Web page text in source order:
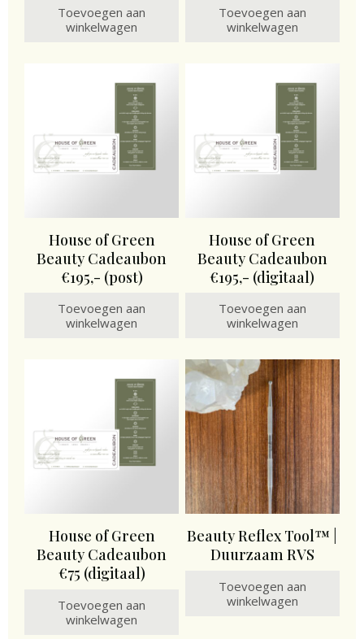
Toevoegen aan
winkelwagen
Toevoegen aan
winkelwagen
House of Green
Beauty Cadeaubon
€195,- (post)
Toevoegen aan
winkelwagen
House of Green
Beauty Cadeaubon
€195,- (digitaal)
Toevoegen aan
winkelwagen
House of Green
Beauty Cadeaubon
€75 (digitaal)
Toevoegen aan
winkelwagen
Beauty Reflex Tool™ |
Duurzaam RVS
Toevoegen aan
winkelwagen